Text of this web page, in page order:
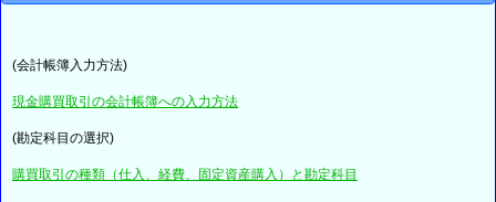
(会計帳簿入力方法)
現金購買取引の会計帳簿への入力方法
(勘定科目の選択)
購買取引の種類（仕入、経費、固定資産購入）と勘定科目